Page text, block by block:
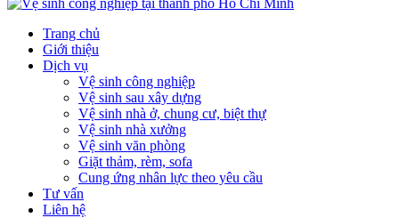
Trang chủ
Giới thiệu
Dịch vụ
Vệ sinh công nghiệp
Vệ sinh sau xây dựng
Vệ sinh nhà ở, chung cư, biệt thự
Vệ sinh nhà xưởng
Vệ sinh văn phòng
Giặt thảm, rèm, sofa
Cung ứng nhân lực theo yêu cầu
Tư vấn
Liên hệ